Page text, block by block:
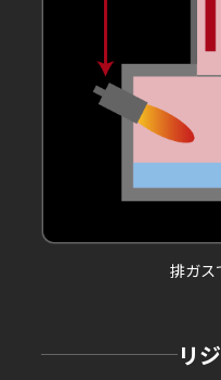
排ガス
リ